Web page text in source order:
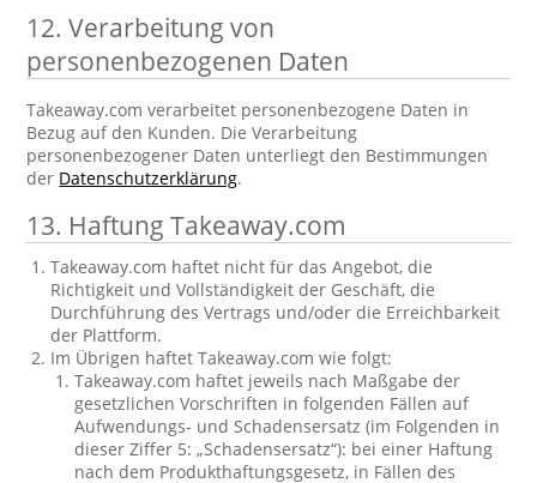
12. Verarbeitung von
personenbezogenen Daten
Takeaway.com verarbeitet personenbezogene Daten in
Bezug auf den Kunden. Die Verarbeitung
personenbezogener Daten unterliegt den Bestimmungen
der Datenschutzerklärung.
13. Haftung Takeaway.com
Takeaway.com haftet nicht für das Angebot, die
Richtigkeit und Vollständigkeit der Geschäft, die
Durchführung des Vertrags und/oder die Erreichbarkeit
der Plattform.
Im Übrigen haftet Takeaway.com wie folgt:
Takeaway.com haftet jeweils nach Maßgabe der
gesetzlichen Vorschriften in folgenden Fällen auf
Aufwendungs- und Schadensersatz (im Folgenden in
dieser Ziffer 5: „Schadensersatz“): bei einer Haftung
nach dem Produkthaftungsgesetz, in Fällen des